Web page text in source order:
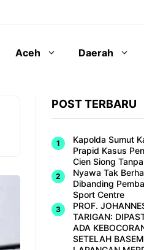
Aceh Daerah
POST TERBARU
Kapolda Sumut
Prapid Kasus
Cien Siong
Nyawa Tak
Dibanding
Sport Centre
PROF.
TARIGAN:
ADA
SETELAH